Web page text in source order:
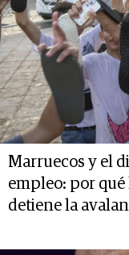
Marruecos y el
empleo: por
detiene la